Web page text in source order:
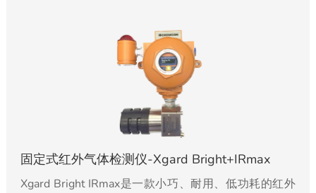
固定式红外气体检测仪-Xgard Bright+IRmax
Xgard Bright IRmax是一款小巧、耐用、低功耗的红外